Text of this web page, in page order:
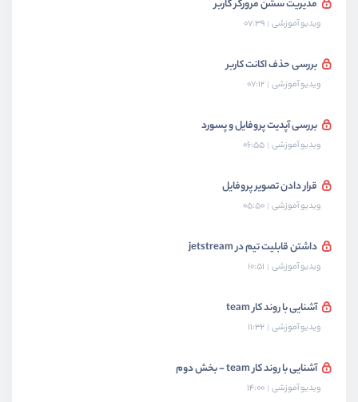
مدیریت سشن مرورگر کاربر
ویدیو آموزشی 07:39
بررسی حذف اکانت کاربر
ویدیو آموزشی 07:12
بررسی آپدیت پروفایل و پسورد
ویدیو آموزشی 06:55
قرار دادن تصویر پروفایل
ویدیو آموزشی 05:50
داشتن قابلیت تیم در jetstream
ویدیو آموزشی 10:51
آشنایی با روند کار team
ویدیو آموزشی 11:32
آشنایی با روند کار team - بخش دوم
ویدیو آموزشی 14:00